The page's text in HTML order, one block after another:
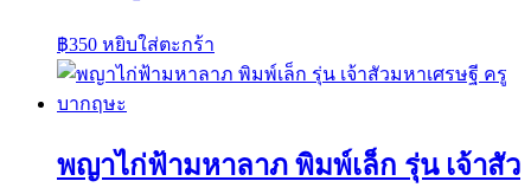
฿350 หยิบใส่ตะกร้า
พญาไก่ฟ้ามหาลาภ พิมพ์เล็ก รุ่น เจ้าสัว